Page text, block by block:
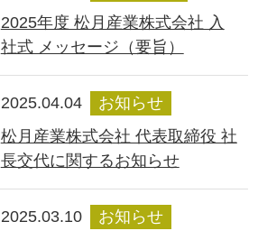
2025年度 松月産業株式会社 入
社式 メッセージ（要旨）
2025.04.04
お知らせ
松月産業株式会社 代表取締役 社
長交代に関するお知らせ
2025.03.10
お知らせ